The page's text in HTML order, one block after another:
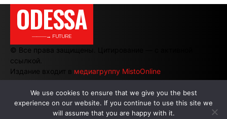
ODESSA
———→ FUTURE
© Все права защищены. Цитирование — с активной
ссылкой.
Издание входит в медиагруппу MistoOnline
АВТОРЫ | РЕКЛАМА НА САЙТЕ
We use cookies to ensure that we give you the best
experience on our website. If you continue to use this site we
will assume that you are happy with it.